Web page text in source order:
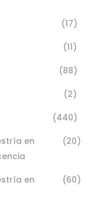
(17)
(11)
(88)
(2)
(440)
en
(20)
en
(60)